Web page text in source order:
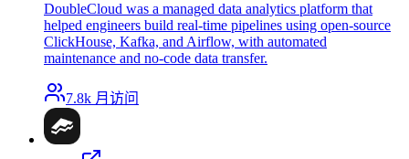
DoubleCloud was a managed data analytics platform that
helped engineers build real-time pipelines using open-source
ClickHouse, Kafka, and Airflow, with automated
maintenance and no-code data transfer.
7.8k 月访问